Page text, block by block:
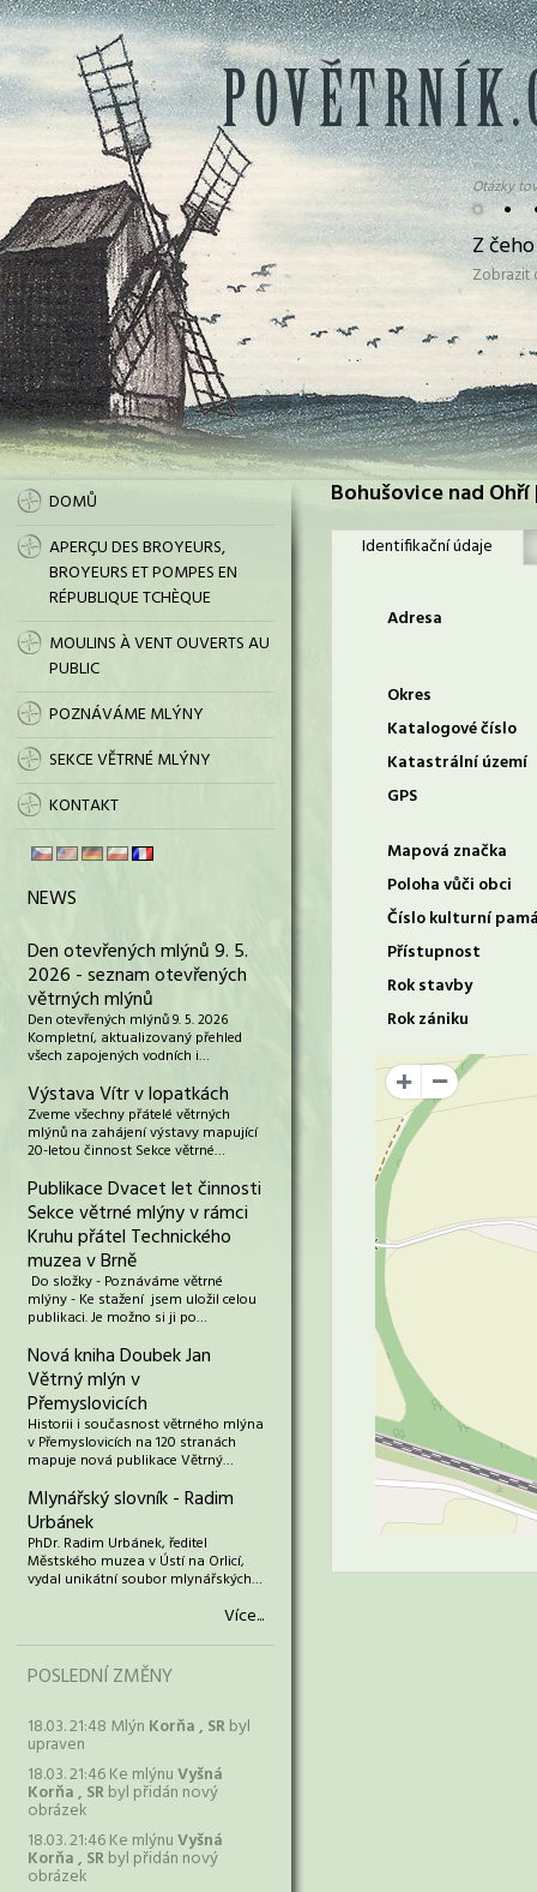
• •
Otázky
Z
DOMŮ
APERÇU DES BROYEURS,
BROYEURS ET POMPES EN
RÉPUBLIQUE TCHÈQUE
MOULINS À VENT OUVERTS AU
PUBLIC
POZNÁVÁME MLÝNY
SEKCE VĚTRNÉ MLÝNY
KONTAKT
NEWS
Den otevřených mlýnů 9. 5.
2026 - seznam otevřených
větrných mlýnů
Den otevřených mlýnů 9. 5. 2026
Kompletní, aktualizovaný přehled
všech zapojených vodních i…
Výstava Vítr v lopatkách
Zveme všechny přátelé větrných
mlýnů na zahájení výstavy mapující
20-letou činnost Sekce větrné…
Publikace Dvacet let činnosti
Sekce větrné mlýny v rámci
Kruhu přátel Technického
muzea v Brně
Do složky - Poznáváme větrné
mlýny - Ke stažení jsem uložil celou
publikaci. Je možno si ji po…
Nová kniha Doubek Jan
Větrný mlýn v
Přemyslovicích
Historii i současnost větrného mlýna
v Přemyslovicích na 120 stranách
mapuje nová publikace Větrný…
Mlynářský slovník - Radim
Urbánek
PhDr. Radim Urbánek, ředitel
Městského muzea v Ústí na Orlicí,
vydal unikátní soubor mlynářských…
Více...
POSLEDNÍ ZMĚNY
18.03. 21:48 Mlýn Korňa , SRbyl
upraven
18.03. 21:46 Ke mlýnuVyšná
Korňa , SRbyl přidán nový
obrázek
18.03. 21:46 Ke mlýnuVyšná
Korňa , SRbyl přidán nový
obrázek
Bohušovice nad
Identifikační údaje
Adresa
Okres
Katalogové číslo
Katastrální území
GPS
Mapová značka
Poloha vůči obci
Číslo kulturní
Přístupnost
Rok stavby
Rok zániku
+